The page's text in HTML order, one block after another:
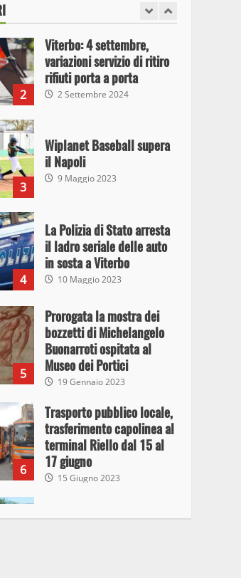
2
Viterbo: 4 settembre,
variazioni servizio di ritiro
rifiuti porta a porta
2 Settembre 2024
3
Wiplanet Baseball supera
il Napoli
9 Maggio 2023
4
La Polizia di Stato arresta
il ladro seriale delle auto
in sosta a Viterbo
10 Maggio 2023
5
Prorogata la mostra dei
bozzetti di Michelangelo
Buonarroti ospitata al
Museo dei Portici
19 Gennaio 2023
6
Trasporto pubblico locale,
trasferimento capolinea al
terminal Riello dal 15 al
17 giugno
15 Giugno 2023
Giochi Sportivi